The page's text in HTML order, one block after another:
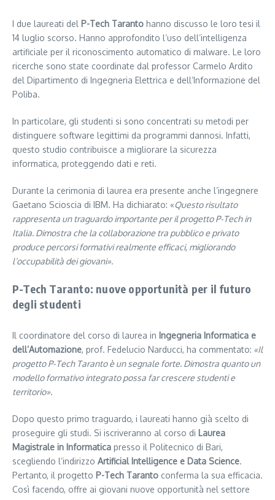
I due laureati del P-Tech Taranto hanno discusso le loro tesi il
14 luglio scorso. Hanno approfondito l’uso dell’intelligenza
artificiale per il riconoscimento automatico di malware. Le loro
ricerche sono state coordinate dal professor Carmelo Ardito
del Dipartimento di Ingegneria Elettrica e dell’Informazione del
Poliba.
In particolare, gli studenti si sono concentrati su metodi per
distinguere software legittimi da programmi dannosi. Infatti,
questo studio contribuisce a migliorare la sicurezza
informatica, proteggendo dati e reti.
Durante la cerimonia di laurea era presente anche l’ingegnere
Gaetano Scioscia di IBM. Ha dichiarato: «Questo risultato
rappresenta un traguardo importante per il progetto P-Tech in
Italia. Dimostra che la collaborazione tra pubblico e privato
produce percorsi formativi realmente efficaci, migliorando
l’occupabilità dei giovani».
P-Tech Taranto: nuove opportunità per il futuro
degli studenti
Il coordinatore del corso di laurea in Ingegneria Informatica e
dell’Automazione, prof. Fedelucio Narducci, ha commentato: «Il
progetto P-Tech Taranto è un segnale forte. Dimostra quanto un
modello formativo integrato possa far crescere studenti e
territorio».
Dopo questo primo traguardo, i laureati hanno già scelto di
proseguire gli studi. Si iscriveranno al corso di Laurea
Magistrale in Informatica presso il Politecnico di Bari,
scegliendo l’indirizzo Artificial Intelligence e Data Science.
Pertanto, il progetto P-Tech Taranto conferma la sua efficacia.
Così facendo, offre ai giovani nuove opportunità nel settore